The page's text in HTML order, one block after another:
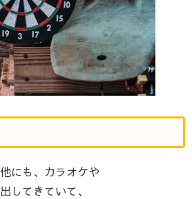
にも、カラオケや
してきていて、